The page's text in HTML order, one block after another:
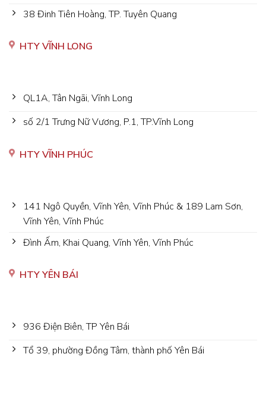
38 Đinh Tiên Hoàng, TP. Tuyên Quang
HTY VĨNH LONG
QL1A, Tân Ngãi, Vĩnh Long
số 2/1 Trưng Nữ Vương, P.1, TP.Vĩnh Long
HTY VĨNH PHÚC
141 Ngô Quyền, Vĩnh Yên, Vĩnh Phúc & 189 Lam Sơn,
Vĩnh Yên, Vĩnh Phúc
Đình Ấm, Khai Quang, Vĩnh Yên, Vĩnh Phúc
HTY YÊN BÁI
936 Điện Biên, TP Yên Bái
Tổ 39, phường Đồng Tâm, thành phố Yên Bái